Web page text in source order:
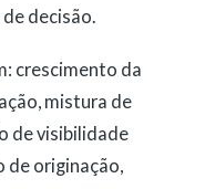
decisão.
crescimento da
mistura de
de visibilidade
de originação,